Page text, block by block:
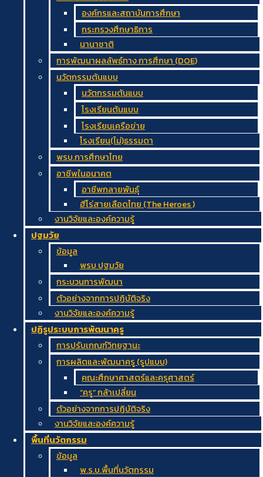
องค์กรและสถาบันการศึกษา
กระทรวงศึกษาธิการ
นานาชาติ
การพัฒนาผลลัพธ์ทาง การศึกษา (DOE)
นวัตกรรมต้นแบบ
นวัตกรรมต้นแบบ
โรงเรียนต้นแบบ
โรงเรียนเครือข่าย
โรงเรียน(ไม่)ธรรมดา
พรบ.การศึกษาไทย
อาชีพในอนาคต
อาชีพกลายพันธุ์
ฮีโร่สายเลือดไทย (The Heroes )
งานวิจัยและองค์ความรู้
ปฐมวัย
ข้อมูล
พรบ ปฐมวัย
กระบวนการพัฒนา
ตัวอย่างจากการปฏิบัติจริง
งานวิจัยและองค์ความรู้
ปฏิรูประบบการพัฒนาครู
การปรับเกณฑ์วิทยฐานะ
การผลิตและพัฒนาครู (รูปแบบ)
คณะศึกษาศาสตร์และครุศาสตร์
“ครู” กล้าเปลี่ยน
ตัวอย่างจากการปฏิบัติจริง
งานวิจัยและองค์ความรู้
พื้นที่นวัตกรรม
ข้อมูล
พ.ร.บ.พื้นที่นวัตกรรม